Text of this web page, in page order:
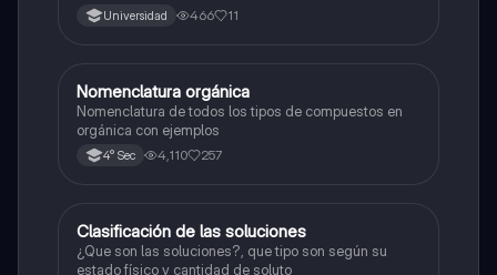
Universidad 466 11
Química
Nomenclatura orgánica
Nomenclatura de todos los tipos de compuestos en
orgánica con ejemplos
4° Sec 4,110 257
Química
Clasificación de las soluciones
¿Que son las soluciones?, que tipo son según su
estado físico y cantidad de soluto